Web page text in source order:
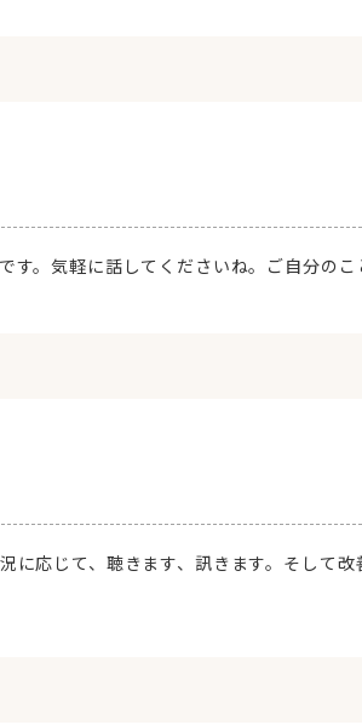
。気軽に話してくださいね。ご自分の
応じて、聴きます、訊きます。そして